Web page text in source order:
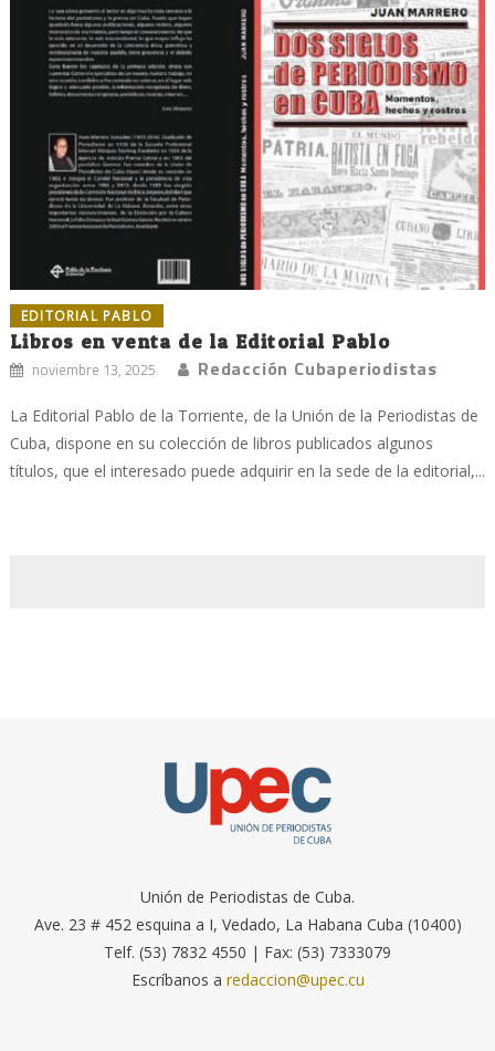
EDITORIAL PABLO
Libros en venta de la Editorial Pablo
noviembre 13, 2025 Redacción Cubaperiodistas
La Editorial Pablo de la Torriente, de la Unión de la Periodistas de
Cuba, dispone en su colección de libros publicados algunos
títulos, que el interesado puede adquirir en la sede de la editorial,...
Unión de Periodistas de Cuba.
Ave. 23 # 452 esquina a I, Vedado, La Habana Cuba (10400)
Telf. (53) 7832 4550 | Fax: (53) 7333079
Escríbanos a redaccion@upec.cu